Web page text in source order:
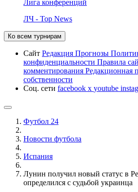
Лига конференций
ЛЧ - Top News
Ко всем турнирам
Сайт Редакция Прогнозы
конфиденциальности Правила
комментирования Редакционная
собственности
Соц. сети facebook x youtube
Футбол 24
Новости футбола
Испания
Лунин получил новый статус в
определился с судьбой украинца